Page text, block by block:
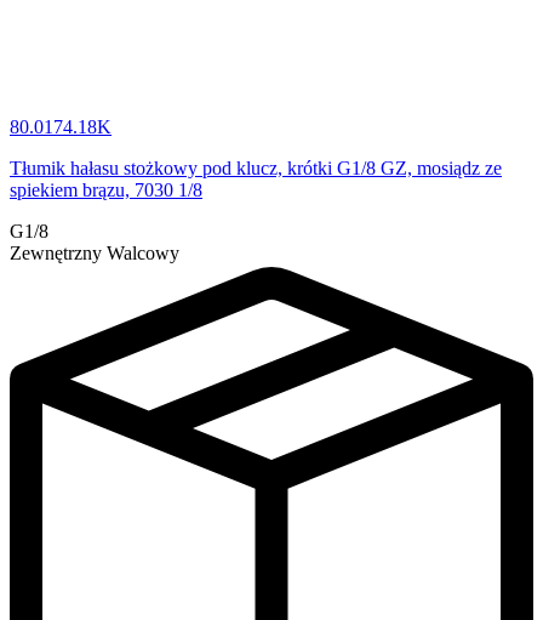
80.0174.18K
Tłumik hałasu stożkowy pod klucz, krótki G1/8 GZ, mosiądz ze
spiekiem brązu, 7030 1/8
G1/8
Zewnętrzny Walcowy